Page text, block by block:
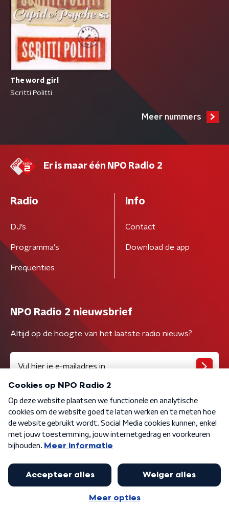
The word girl
Scritti Politti
Meer nummers
Er is maar één NPO Radio 2
Radio
DJ’s
Programma's
Frequenties
Info
Contact
Download de app
NPO Radio 2 nieuwsbrief
Altijd op de hoogte van het laatste radio nieuws?
Algemene voorwaarden